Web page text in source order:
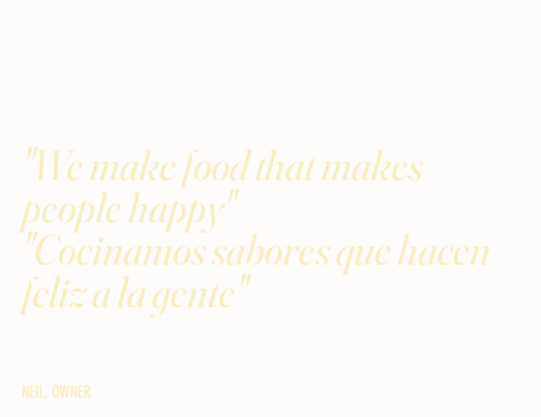
"We make food that makes
people happy"
"Cocinamos sabores que hacen
feliz a la gente"
NEIL, OWNER